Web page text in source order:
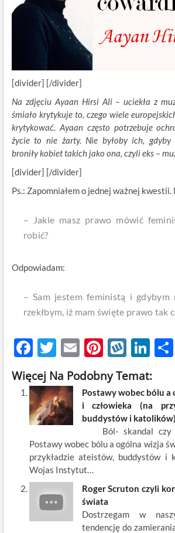
[divider] [/divider]
Na zdjęciu Ayaan Hirsi Ali – uciekła z
śmiało krytykuje to, czego wiele
krytykować. Ayaan często potrzebuje
życie to nie żarty. Nie byłoby ich, gdyby
broniły kobiet takich jako ona, czyli eks –
[divider] [/divider]
Ps.: Zapomniałem o jednej ważnej
– Jakie masz prawo mówić
robić?
Odpowiadam:
– Sam jestem feministą i gdybym
rzekłbym, iż mam święte prawo tak
F
ac
e
b
o
o
k
T
w
itt
er
E
m
ail
Pi
nt
er
es
t
W
k
o
p
Li
k
e
dI
n
S
Więcej Na Podobny Temat:
Postawy wobec bólu a
i człowieka (na
buddystów i katolików)
Ból- skandal czy
Postawy wobec bólu a ogólna wizja
przykładzie ateistów, buddystów
Wojas Instytut…
Roger Scruton czyli
świata
Dostrzegam w
tendencję do